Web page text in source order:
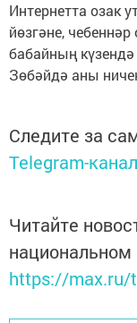
Интернетта озак
йөзгәне,
бабайның
Зөбәйдә аны
Следите за
Telegram-
Читайте
https://max.ru/